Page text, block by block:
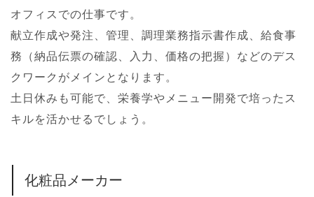
オフィスでの仕事です。
献立作成や発注、管理、調理業務指示書作成、給食事
務（納品伝票の確認、入力、価格の把握）などのデス
クワークがメインとなります。
土日休みも可能で、栄養学やメニュー開発で培ったス
キルを活かせるでしょう。
化粧品メーカー